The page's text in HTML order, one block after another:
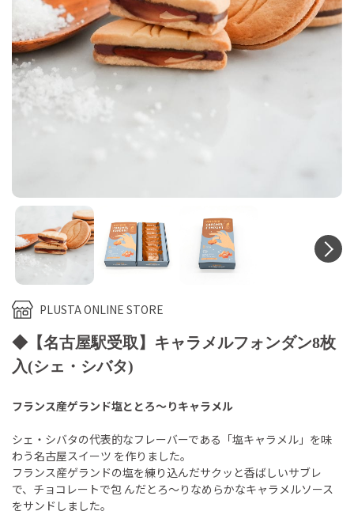
PLUSTA ONLINE STORE
◆【名古屋駅受取】キャラメルフォンダン8枚
入(シェ・シバタ)
フランス産ゲランド塩ととろ～りキャラメル
シェ・シバタの代表的なフレーバーである「塩キャラメル」を味
わう名古屋スイーツ を作りました。
フランス産ゲランドの塩を練り込んだサクッと香ばしいサブレ
で、チョコレートで包 んだとろ～りなめらかなキャラメルソース
をサンドしました。